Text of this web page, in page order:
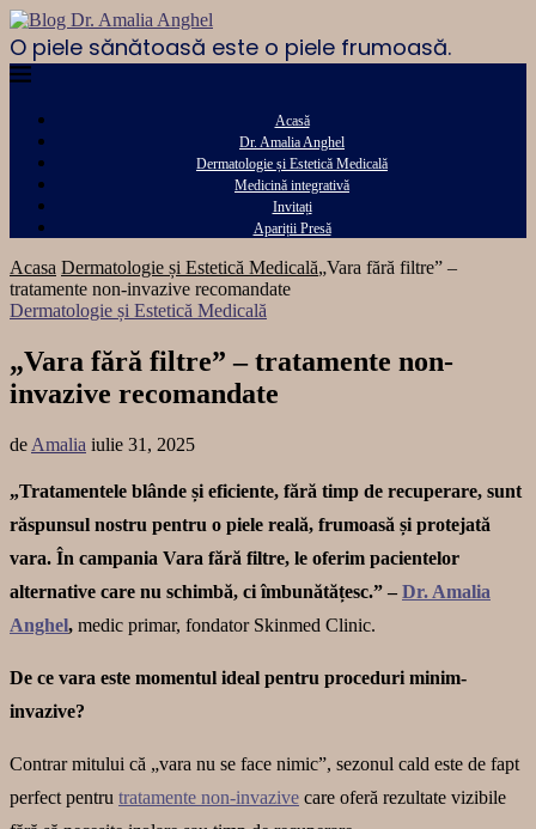
O piele sănătoasă este o piele frumoasă.
Acasă
Dr. Amalia Anghel
Dermatologie și Estetică Medicală
Medicină integrativă
Invitați
Apariții Presă
Acasa Dermatologie și Estetică Medicală„Vara fără filtre” –
tratamente non-invazive recomandate
Dermatologie și Estetică Medicală
„Vara fără filtre” – tratamente non-
invazive recomandate
de Amalia iulie 31, 2025
„Tratamentele blânde și eficiente, fără timp de recuperare, sunt
răspunsul nostru pentru o piele reală, frumoasă și protejată
vara. În campania Vara fără filtre, le oferim pacientelor
alternative care nu schimbă, ci îmbunătățesc.” – Dr. Amalia
Anghel, medic primar, fondator Skinmed Clinic.
De ce vara este momentul ideal pentru proceduri minim-
invazive?
Contrar mitului că „vara nu se face nimic”, sezonul cald este de fapt
perfect pentru tratamente non-invazive care oferă rezultate vizibile